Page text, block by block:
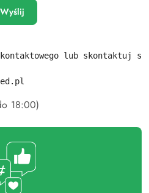
Wyślij
lub skontaktuj
18:00)